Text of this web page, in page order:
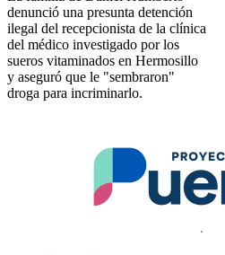
denunció una presunta detención
ilegal del recepcionista de la clínica
del médico investigado por los
sueros vitaminados en Hermosillo
y aseguró que le "sembraron"
droga para incriminarlo.
.